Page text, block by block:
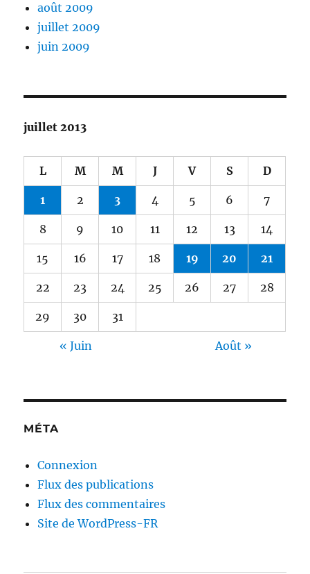
août 2009
juillet 2009
juin 2009
juillet 2013
L M M J V S D
1 2 3 4 5 6 7
8 9 10 11 12 13 14
15 16 17 18 19 20 21
22 23 24 25 26 27 28
29 30 31
« Juin Août »
MÉTA
Connexion
Flux des publications
Flux des commentaires
Site de WordPress-FR